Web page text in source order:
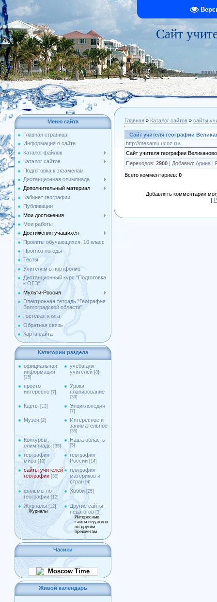
Сайт
Меню сайта
Главная страница
Информация о сайте
Каталог файлов
Каталог сайтов
Подготовка к экзаменам
Дистанционная олимпиада
Дополнительный материал
Кабинет географии
Публикации
Мои достижения
Мои работы
Достижения учащихся
Проекты обучающихся, 10 класс
Прогноз погоды
Тесты
Учителям в портфолио
Дистанционный курс "Подготовка
к ОГЭ"
Мульти-Россия
Электронная тетрадь "География
Волгоградской области"
Гостевая книга
Обратная связь
Карта сайта
Категории раздела
официальная
информация
[25]
учеба для
учителей [8]
просто
интересно [7]
Уроки,
планирование
[39]
Карты [13] Энциклопедии
[7]
Музеи [2]
Интересное и
занимательное
[35]
Конкурсы,
олимпиады [35]
Наша область
[5]
география
мира [10]
география
России [14]
сайты учителей
географии [30]
география
материков и
стран [4]
фильмы по
географии [12]
Хобби [25]
Журналы [12]
Журналы
Другие сайты
педагогов [3]
Интересные
сайты педагогов
по другим
предметам
Часики
Moscow Time
Живой календарь
Главная » Каталог сайтов » сайты
Сайт учителя географии
http://mesamu.ucoz.ru/
Сайт учителя географии
Переходов: 2900 | Добавил: Арина |
Всего комментариев: 0
Добавлять комментарии
[